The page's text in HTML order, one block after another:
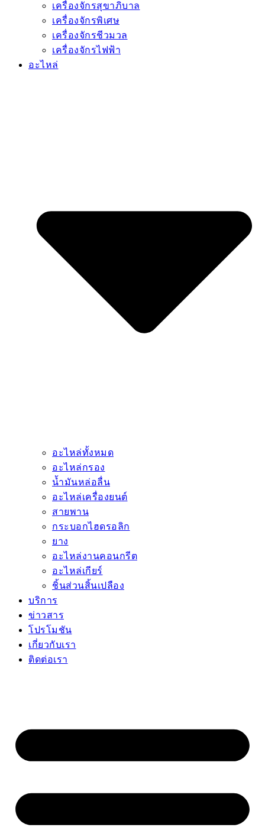
เครื่องจักรสุขาภิบาล
เครื่องจักรพิเศษ
เครื่องจักรชีวมวล
เครื่องจักรไฟฟ้า
อะไหล่
อะไหล่ทั้งหมด
อะไหล่กรอง
น้ำมันหล่อลื่น
อะไหล่เครื่องยนต์
สายพาน
กระบอกไฮดรอลิก
ยาง
อะไหล่งานคอนกรีต
อะไหล่เกียร์
ชิ้นส่วนสิ้นเปลือง
บริการ
ข่าวสาร
โปรโมชัน
เกี่ยวกับเรา
ติดต่อเรา